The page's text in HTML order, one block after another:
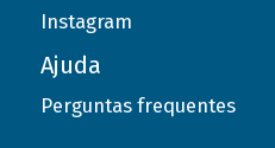
Instagram
Ajuda
Perguntas frequentes